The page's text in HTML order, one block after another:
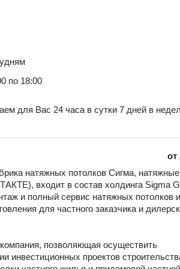
по 18:00
для Вас 24 часа в сутки 7 дней в
от
натяжных потолков Сигма, натяжные
входит в состав холдинга Sigma
и полный сервис натяжных потолков и
для частного заказчика и
позволяющая осуществить
инвестиционных проектов